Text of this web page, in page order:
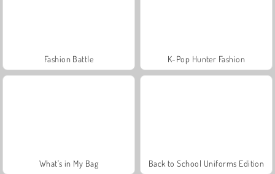
Fashion Battle K-Pop Hunter Fashion
What's in My Bag Back to School Uniforms Edition